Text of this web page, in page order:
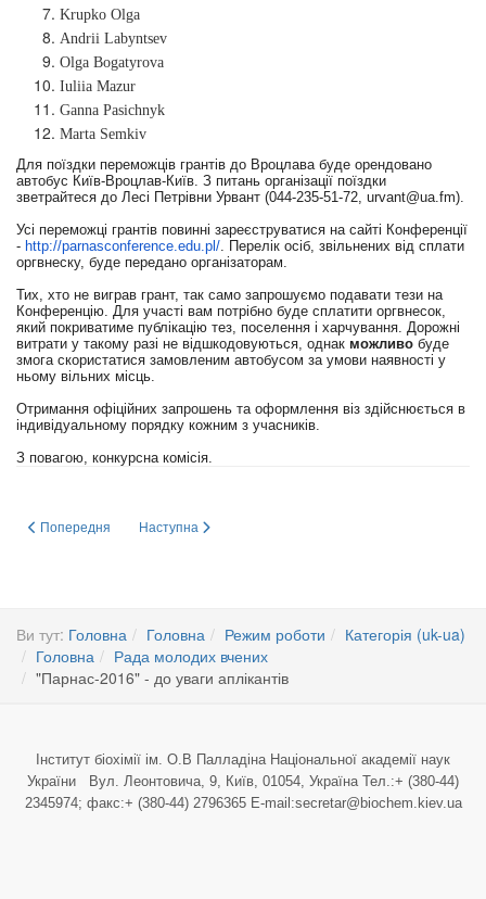
Krupko Olga
Andrii Labyntsev
Olga Bogatyrova
Iuliia Mazur
Ganna Pasichnyk
Marta Semkiv
Для поїздки переможців грантів до Вроцлава буде орендовано
автобус Київ-Вроцлав-Київ. З питань організації поїздки
зветрайтеся до Лесі Петрівни Урвант (044-235-51-72, urvant@ua.fm).
Усі переможці грантів повинні зареєструватися на сайті Конференції
- http://parnasconference.edu.pl/. Перелік осіб, звільнених від сплати
оргвнеску, буде передано організаторам.
Тих, хто не виграв грант, так само запрошуємо подавати тези на
Конференцію. Для участі вам потрібно буде сплатити оргвнесок,
який покриватиме публікацію тез, поселення і харчування. Дорожні
витрати у такому разі не відшкодовуються, однак можливо буде
змога скористатися замовленим автобусом за умови наявності у
ньому вільних місць.
Отримання офіційних запрошень та оформлення віз здійснюється в
індивідуальному порядку кожним з учасників.
З повагою, конкурсна комісія.
Попередня стаття: В Інституті пройшли дні науки!
Попередня Наступна стаття: "Парнас-2016" - до уваги аплікантів
Наступна
Ви тут: Головна Головна Режим роботи
Категорія (uk-ua)
Головна
Рада молодих вчених
"Парнас-2016" - до уваги аплікантів
Інститут біохімії ім. О.В Палладіна Національної академії наук
України Вул. Леонтовича, 9, Київ, 01054, Україна Тел.:+ (380-44)
2345974; факс:+ (380-44) 2796365 E-mail:secretar@biochem.kiev.ua